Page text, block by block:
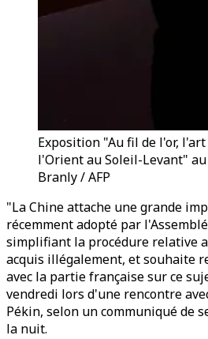
Exposition "Au fil de l'or,
l'Orient au Soleil-Levant"
Branly / AFP
"La Chine attache une grande
récemment adopté par
simplifiant la procédure relative
acquis illégalement, et souhaite
avec la partie française sur ce
vendredi lors d'une rencontre
Pékin, selon un communiqué de
la nuit.